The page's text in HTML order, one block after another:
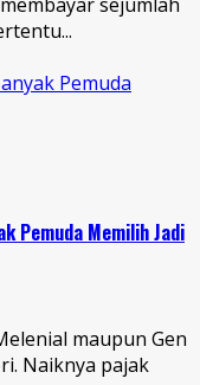
Pemuda
Pemuda Memilih Jadi
maupun Gen
Naiknya pajak